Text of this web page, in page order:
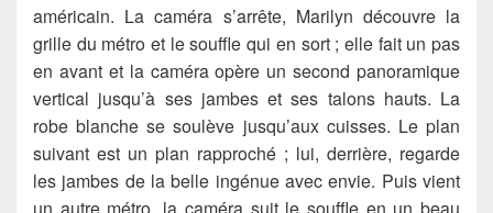
américain. La caméra s’arrête, Marilyn découvre la
grille du métro et le souffle qui en sort ; elle fait un pas
en avant et la caméra opère un second panoramique
vertical jusqu’à ses jambes et ses talons hauts. La
robe blanche se soulève jusqu’aux cuisses. Le plan
suivant est un plan rapproché ; lui, derrière, regarde
les jambes de la belle ingénue avec envie. Puis vient